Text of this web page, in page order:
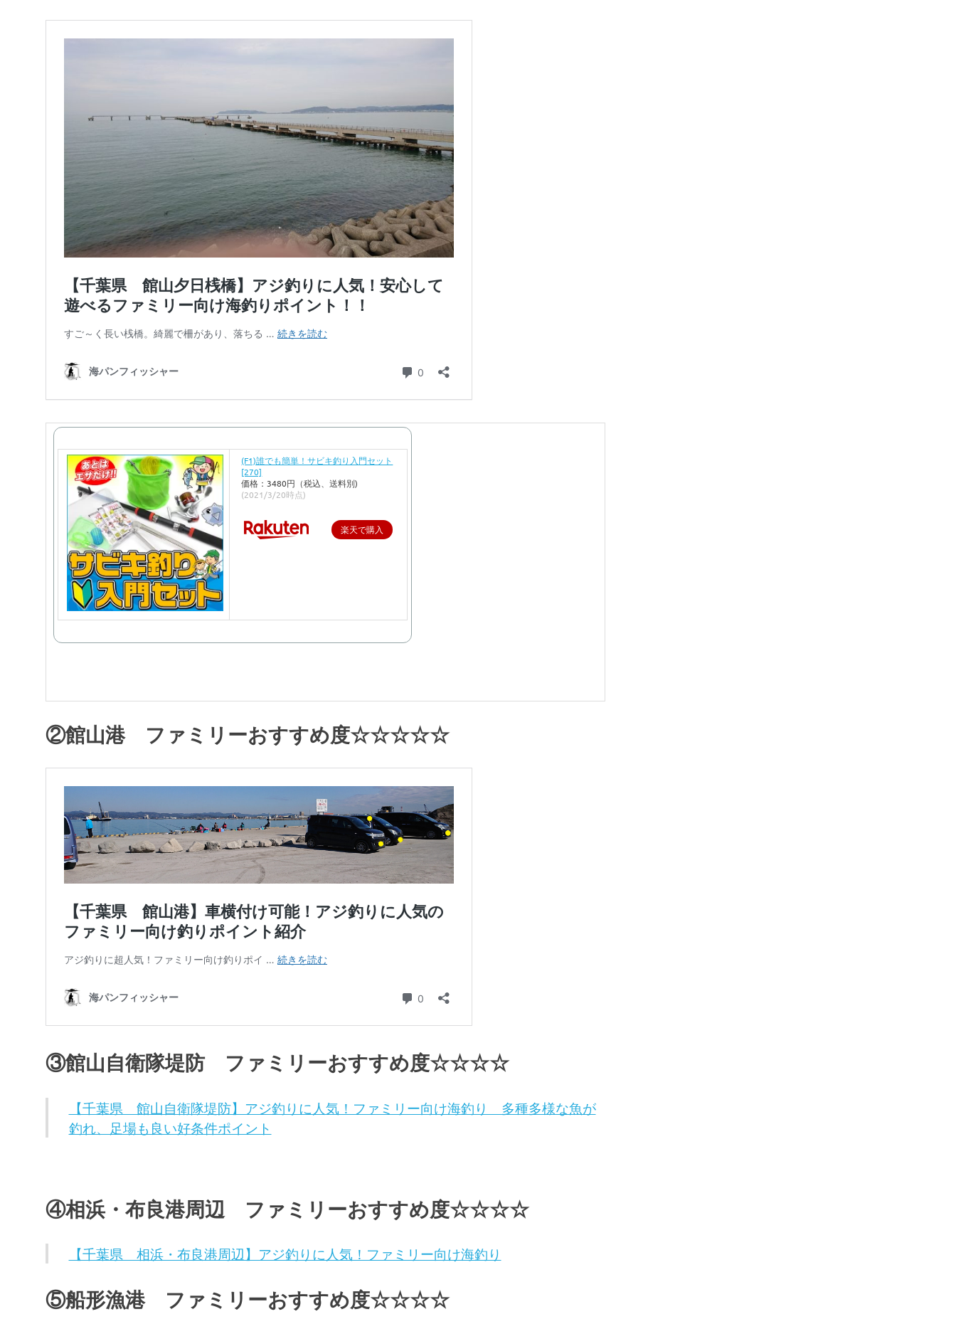
(F1)誰でも簡単！サビキ釣り入門セット
[270]
価格：3480円（税込、送料別)
(2021/3/20時点)
楽天で購入
②館山港 ファミリーおすすめ度☆☆☆☆☆
③館山自衛隊堤防 ファミリーおすすめ度☆☆☆☆
【千葉県 館山自衛隊堤防】アジ釣りに人気！ファミリー向け海釣り 多種多様な魚が
釣れ、足場も良い好条件ポイント
④相浜・布良港周辺 ファミリーおすすめ度☆☆☆☆
【千葉県 相浜・布良港周辺】アジ釣りに人気！ファミリー向け海釣り
⑤船形漁港 ファミリーおすすめ度☆☆☆☆